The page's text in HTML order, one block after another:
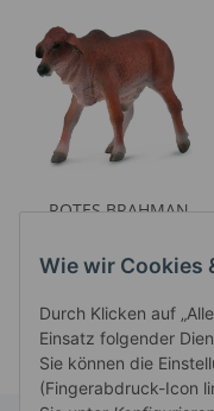
Wie wir Cookies
Durch Klicken auf
Einsatz folgender
Sie können die
(Fingerabdruck-Icon
ROTES BRAHMAN
Preise nach Anmeldung